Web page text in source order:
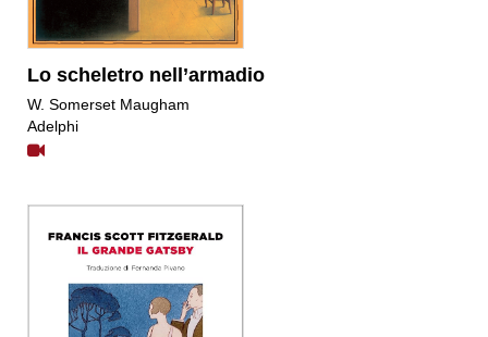
Lo scheletro nell’armadio
W. Somerset Maugham
Adelphi